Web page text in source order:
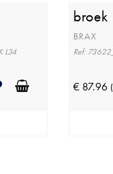
L34
broek
BRAX
Ref:
€ 87.96